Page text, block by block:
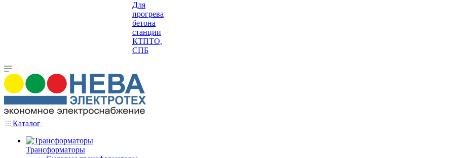
Для
прогрева
бетона
станции
КТПТО,
СПБ
Каталог
Трансформаторы